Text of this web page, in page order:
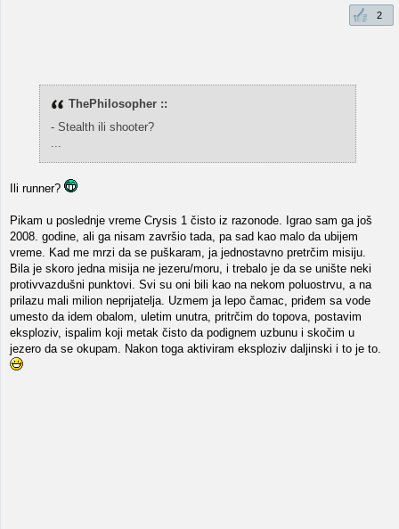
2
ThePhilosopher ::
- Stealth ili shooter?
...
Ili runner?
Pikam u poslednje vreme Crysis 1 čisto iz razonode. Igrao sam ga još
2008. godine, ali ga nisam završio tada, pa sad kao malo da ubijem
vreme. Kad me mrzi da se puškaram, ja jednostavno pretrčim misiju.
Bila je skoro jedna misija ne jezeru/moru, i trebalo je da se unište neki
protivvazdušni punktovi. Svi su oni bili kao na nekom poluostrvu, a na
prilazu mali milion neprijatelja. Uzmem ja lepo čamac, priđem sa vode
umesto da idem obalom, uletim unutra, pritrčim do topova, postavim
eksploziv, ispalim koji metak čisto da podignem uzbunu i skočim u
jezero da se okupam. Nakon toga aktiviram eksploziv daljinski i to je to.